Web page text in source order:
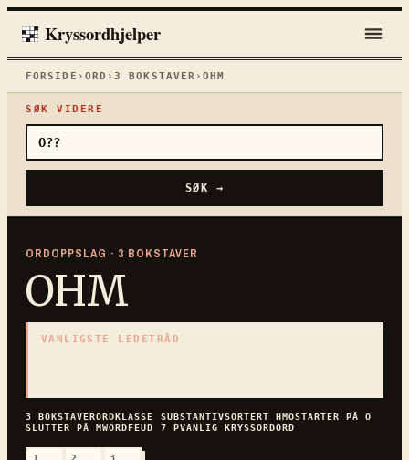
Kryssordhjelper
FORSIDE › ORD ›3 BOKSTAVER ›OHM
SØK VIDERE
SØK →
ORDOPPSLAG · 3 BOKSTAVER
OHM
VANLIGSTE LEDETRÅD
3 BOKSTAVERORDKLASSE SUBSTANTIVSORTERT HMOSTARTER PÅO
SLUTTER PÅMWORDFEUD 7 PVANLIG KRYSSORDORD
1 2 3